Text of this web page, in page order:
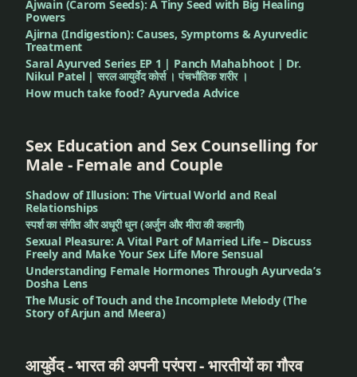
Ajwain (Carom Seeds): A Tiny Seed with Big Healing
Powers
Ajirna (Indigestion): Causes, Symptoms & Ayurvedic
Treatment
Saral Ayurved Series EP 1 | Panch Mahabhoot | Dr.
Nikul Patel | सरल आयुर्वेद कोर्स । पंचभौतिक शरीर ।
How much take food? Ayurveda Advice
Sex Education and Sex Counselling for
Male - Female and Couple
Shadow of Illusion: The Virtual World and Real
Relationships
स्पर्श का संगीत और अधूरी धुन (अर्जुन और मीरा की कहानी)
Sexual Pleasure: A Vital Part of Married Life – Discuss
Freely and Make Your Sex Life More Sensual
Understanding Female Hormones Through Ayurveda’s
Dosha Lens
The Music of Touch and the Incomplete Melody (The
Story of Arjun and Meera)
आयुर्वेद - भारत की अपनी परंपरा - भारतीयों का गौरव